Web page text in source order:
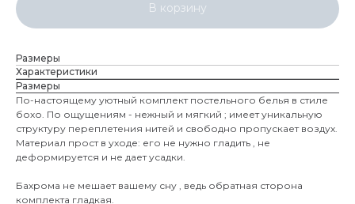
В корзину
Размеры
Характеристики
Размеры
По-настоящему уютный комплект постельного белья в стиле
бохо. По ощущениям - нежный и мягкий ; имеет уникальную
структуру переплетения нитей и свободно пропускает воздух.
Материал прост в уходе: его не нужно гладить , не
деформируется и не дает усадки.
Бахрома не мешает вашему сну , ведь обратная сторона
комплекта гладкая.